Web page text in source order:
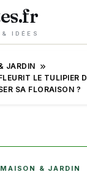
IDÉES
JARDIN
LE TULIPIER
SA FLORAISON ?
MAISON & JARDIN